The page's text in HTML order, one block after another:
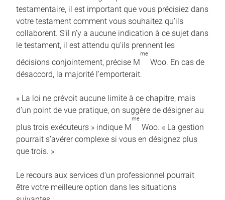
testamentaire, il est important que vous précisiez dans
votre testament comment vous souhaitez qu’ils
collaborent. S’il n’y a aucune indication à ce sujet dans
le testament, il est attendu qu’ils prennent les
décisions conjointement, précise M
me
Woo. En cas de
désaccord, la majorité l’emporterait.
« La loi ne prévoit aucune limite à ce chapitre, mais
d’un point de vue pratique, on suggère de désigner au
plus trois exécuteurs » indique M
me
Woo. « La gestion
pourrait s’avérer complexe si vous en désignez plus
que trois. »
Le recours aux services d’un professionnel pourrait
être votre meilleure option dans les situations